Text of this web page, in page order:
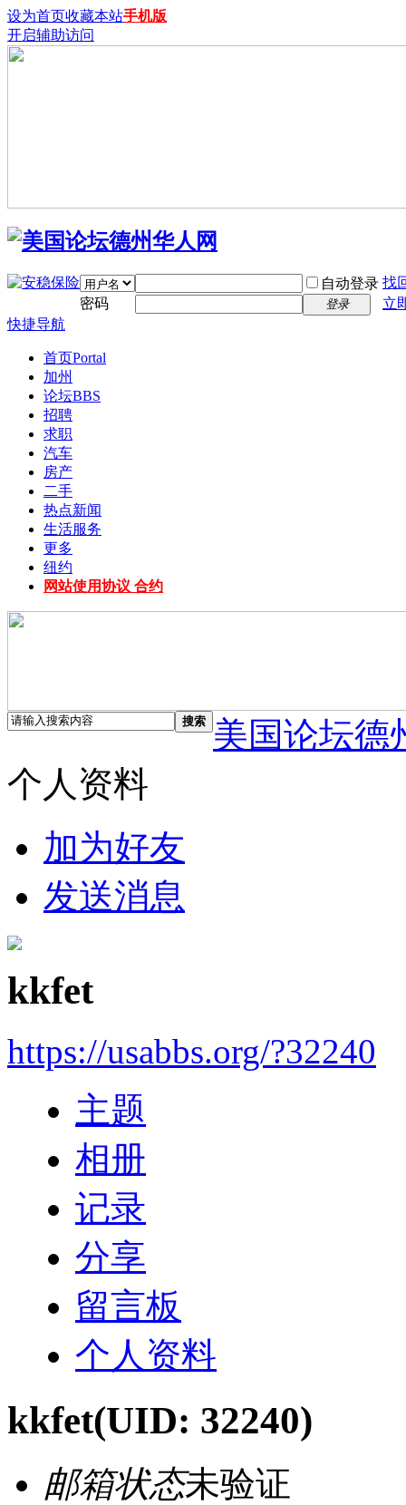
设为首页收藏本站手机版
开启辅助访问
自动登录 找
密码
登录
立
快捷导航
首页Portal
加州
论坛BBS
招聘
求职
汽车
房产
二手
热点新闻
生活服务
更多
纽约
网站使用协议 合约
搜索
美国论坛德
个人资料
加为好友
发送消息
kkfet
https://usabbs.org/?32240
主题
相册
记录
分享
留言板
个人资料
kkfet(UID: 32240)
邮箱状态未验证